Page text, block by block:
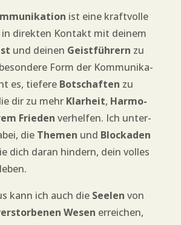
ist eine kraft­vol­le
direk­ten Kon­takt mit dei­nem
und dei­nen Geist­füh­rern zu
Form der Kom­mu­ni­ka­
es, tie­fe­re Bot­schaf­ten zu
dir zu mehr Klar­heit, Har­mo­
Frie­den ver­hel­fen. Ich unter­
die The­men und Blo­cka­den
dich dar­an hin­dern, dein vol­les
kann ich auch die See­len von
Wesen errei­chen,